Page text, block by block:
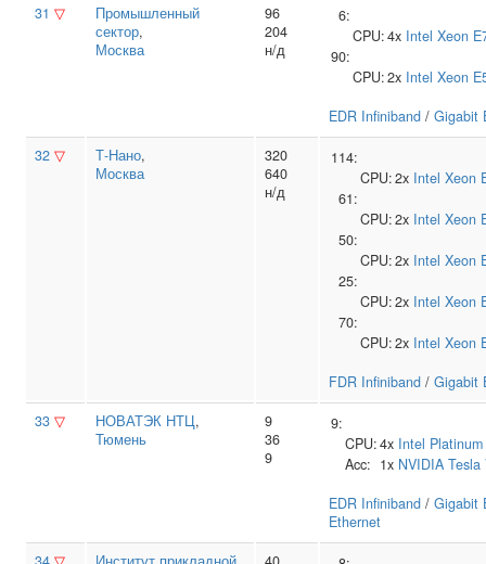
31 ▽
Промышленный
сектор,
Москва
96
204
н/д
6:
CPU:4x Intel Xeon
90:
CPU:2x Intel Xeon
EDR Infiniband / Gigabit
32 ▽ Т‑Нано,
Москва
320
640
н/д
114:
CPU:2x Intel Xeon
61:
CPU:2x Intel Xeon
50:
CPU:2x Intel Xeon
25:
CPU:2x Intel Xeon
70:
CPU:2x Intel Xeon
FDR Infiniband / Gigabit
33 ▽ НОВАТЭК НТЦ,
Тюмень
9
36
9
9:
CPU:4x Intel
Acc: 1x NVIDIA Tesla
EDR Infiniband / Gigabit
Ethernet